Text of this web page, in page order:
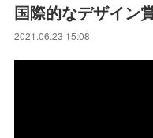
国際的なデザイン
2021.06.23 15:08